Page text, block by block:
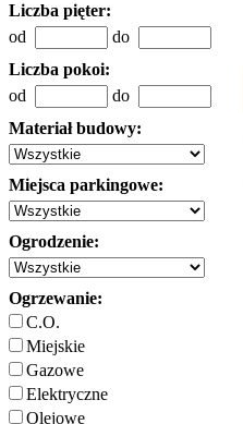
Liczba pięter:
od
do
Liczba pokoi:
od
do
Materiał budowy:
Miejsca parkingowe:
Ogrodzenie:
Ogrzewanie:
C.O.
Miejskie
Gazowe
Elektryczne
Olejowe